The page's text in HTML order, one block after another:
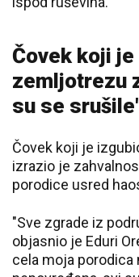
Čovek koji
zemljotrezu
su se
Čovek koji je
izrazio je
porodice usred
"Sve zgrade iz
objasnio je Eduri
cela moja porodica